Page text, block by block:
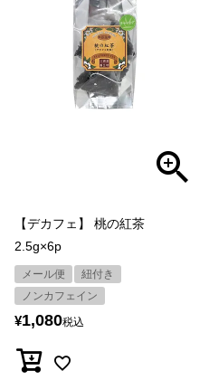
【デカフェ】 桃の紅茶
2.5g×6p
メール便
紐付き
ノンカフェイン
¥1,080税込